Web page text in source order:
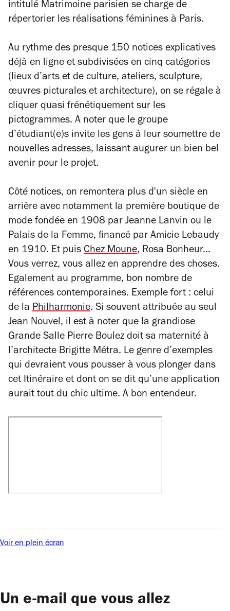
intitulé Matrimoine parisien se charge de
répertorier les réalisations féminines à Paris.
Au rythme des presque 150 notices explicatives
déjà en ligne et subdivisées en cinq catégories
(lieux d’arts et de culture, ateliers, sculpture,
œuvres picturales et architecture), on se régale à
cliquer quasi frénétiquement sur les
pictogrammes. A noter que le groupe
d’étudiant(e)s invite les gens à leur soumettre de
nouvelles adresses, laissant augurer un bien bel
avenir pour le projet.
Côté notices, on remontera plus d'un siècle en
arrière avec notamment la première boutique de
mode fondée en 1908 par Jeanne Lanvin ou le
Palais de la Femme, financé par Amicie Lebaudy
en 1910. Et puis Chez Moune, Rosa Bonheur...
Vous verrez, vous allez en apprendre des choses.
Egalement au programme, bon nombre de
références contemporaines. Exemple fort : celui
de la Philharmonie. Si souvent attribuée au seul
Jean Nouvel, il est à noter que la grandiose
Grande Salle Pierre Boulez doit sa maternité à
l’architecte Brigitte Métra. Le genre d’exemples
qui devraient vous pousser à vous plonger dans
cet Itinéraire et dont on se dit qu’une application
aurait tout du chic ultime. A bon entendeur.
Voir en plein écran
Un e-mail que vous allez